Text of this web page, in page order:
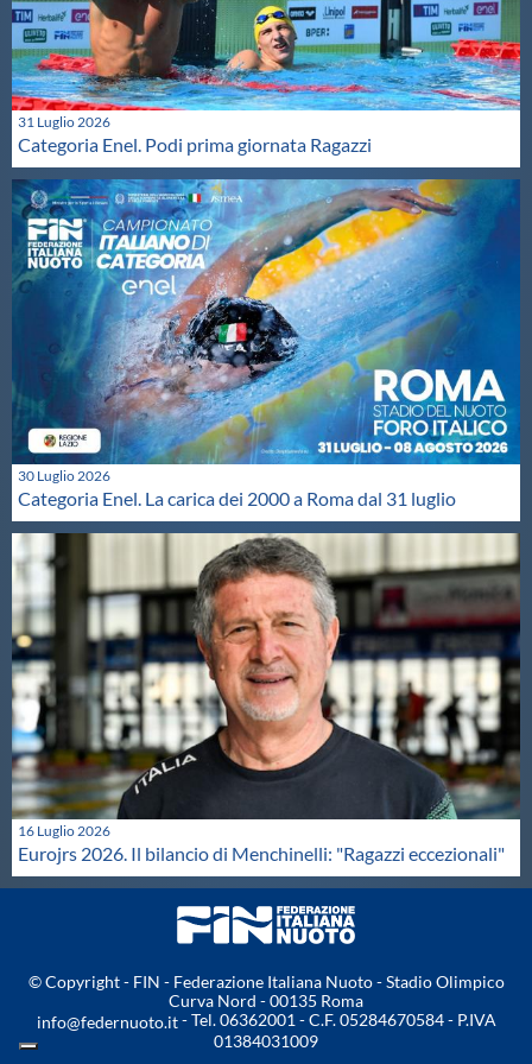
31 Luglio 2026
Categoria Enel. Podi prima giornata Ragazzi
30 Luglio 2026
Categoria Enel. La carica dei 2000 a Roma dal 31 luglio
16 Luglio 2026
Eurojrs 2026. Il bilancio di Menchinelli: "Ragazzi eccezionali"
© Copyright - FIN - Federazione Italiana Nuoto - Stadio Olimpico
Curva Nord - 00135 Roma
info@federnuoto.it- Tel. 06362001 - C.F. 05284670584 - P.IVA
01384031009